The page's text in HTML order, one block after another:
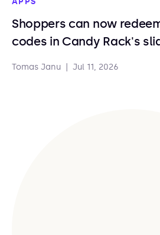
Shoppers can now
codes in Candy Rack's
Tomas Janu Jul 11, 2026